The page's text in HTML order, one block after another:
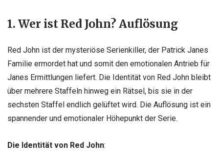
1. Wer ist Red John? Auflösung
Red John ist der mysteriöse Serienkiller, der Patrick Janes
Familie ermordet hat und somit den emotionalen Antrieb für
Janes Ermittlungen liefert. Die Identität von Red John bleibt
über mehrere Staffeln hinweg ein Rätsel, bis sie in der
sechsten Staffel endlich gelüftet wird. Die Auflösung ist ein
spannender und emotionaler Höhepunkt der Serie.
Die Identität von Red John: